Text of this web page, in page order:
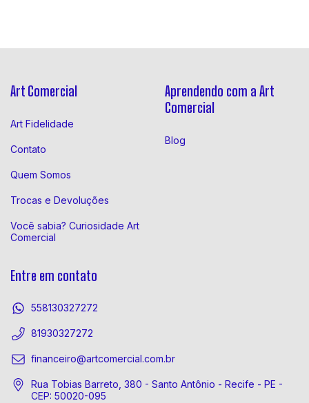
Art Comercial
Art Fidelidade
Contato
Quem Somos
Trocas e Devoluções
Você sabia? Curiosidade Art
Comercial
Aprendendo com a Art
Comercial
Blog
Entre em contato
558130327272
81930327272
financeiro@artcomercial.com.br
Rua Tobias Barreto, 380 - Santo Antônio - Recife - PE -
CEP: 50020-095